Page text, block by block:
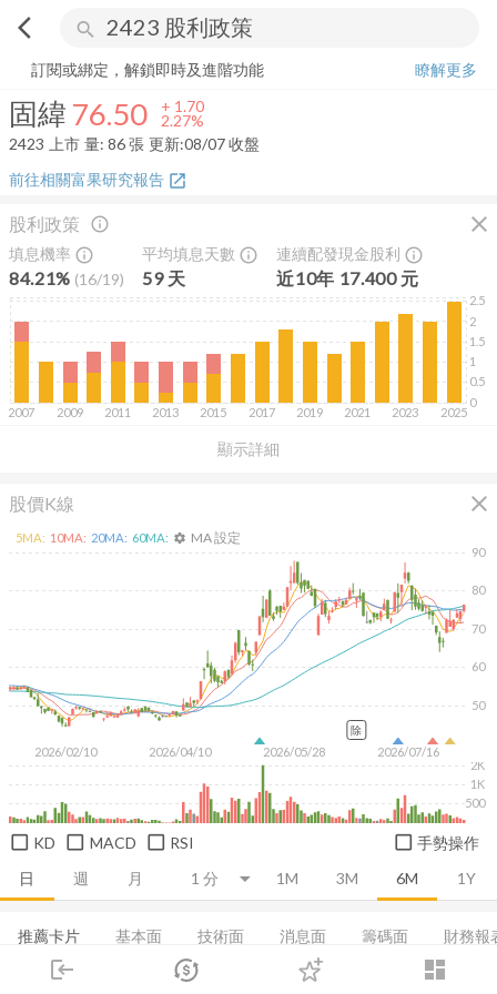
arrow_back_ios search
login dashboard
市場 登入
固緯 76.50+ 2.27%
訂閱或綁定，解鎖即時及進階功能
瞭解更多
固緯 76.50 + 1.70
2.27%
2423
上市 量: 86張 更新:08/07 收盤
前往相關富果研究報告 open_in_new
股利政策 close
顯示詳細
info_outline
填息機率 info_outline
84.21% (16/19)
平均填息天數 info_outline
59天
連續配發現金股利 info_outline
近10年 17.400元
2007 2009 2011 2013 2015 2017 2019 2021 2023 2025
0
0.5
1
1.5
2
2.5
股價K線 close
日 週 月 1M 3M 6M 1Y
2026/02/10 2026/04/10 2026/05/28 2026/07/16
50
60
70
80
90
500
1K
2K
5MA: 10MA: 20MA: 60MA: settings MA 設定
除
KD MACD RSI 手勢操作
推薦卡片 基本面 技術面 消息面 籌碼面 財務報
集保分布 基本概況